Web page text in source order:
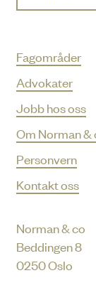
Fagområder
Advokater
Jobb hos oss
Om Norman &
Personvern
Kontakt oss
Norman & co
Beddingen 8
0250 Oslo